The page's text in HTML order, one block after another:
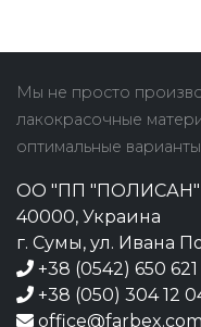
Мы не просто
лакокрасочные
оптимальные
ОО "ПП "ПОЛИСАН"
40000, Украина
г. Сумы, ул. Ивана
+38 (0542) 650 621
+38 (050) 304 12